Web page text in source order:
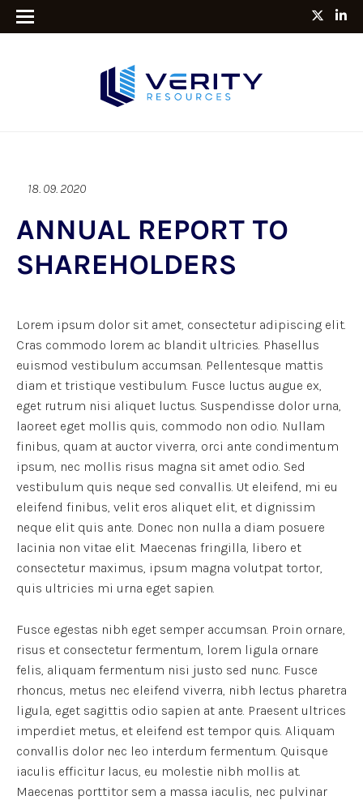
18. 09. 2020
ANNUAL REPORT TO
SHAREHOLDERS
Lorem ipsum dolor sit amet, consectetur adipiscing elit.
Cras commodo lorem ac blandit ultricies. Phasellus
euismod vestibulum accumsan. Pellentesque mattis
diam et tristique vestibulum. Fusce luctus augue ex,
eget rutrum nisi aliquet luctus. Suspendisse dolor urna,
laoreet eget mollis quis, commodo non odio. Nullam
finibus, quam at auctor viverra, orci ante condimentum
ipsum, nec mollis risus magna sit amet odio. Sed
vestibulum quis neque sed convallis. Ut eleifend, mi eu
eleifend finibus, velit eros aliquet elit, et dignissim
neque elit quis ante. Donec non nulla a diam posuere
lacinia non vitae elit. Maecenas fringilla, libero et
consectetur maximus, ipsum magna volutpat tortor,
quis ultricies mi urna eget sapien.
Fusce egestas nibh eget semper accumsan. Proin ornare,
risus et consectetur fermentum, lorem ligula ornare
felis, aliquam fermentum nisi justo sed nunc. Fusce
rhoncus, metus nec eleifend viverra, nibh lectus pharetra
ligula, eget sagittis odio sapien at ante. Praesent ultrices
imperdiet metus, et eleifend est tempor quis. Aliquam
convallis dolor nec leo interdum fermentum. Quisque
iaculis efficitur lacus, eu molestie nibh mollis at.
Maecenas porttitor sem a massa iaculis, nec pulvinar